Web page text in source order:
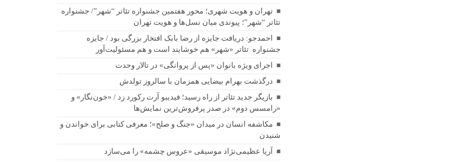
تهران و هویت شهری؛ محور هفتمین جشنواره تئاتر “شهر”/ جشنواره
تئاتر “شهر”؛ پیوندی میان نسل‌ها و هویت تهران
احمدجو: دریافت جایزه از رضا بابک افتخار بزرگی بود / جایزه
جشنواره تئاتر «شهر» هم خوشایند است و هم مسئولیت‌آور
اجرای ویژه بانوان «پس از پروانگی» در تالار وحدت
درگذشت بهرام بیضایی همزمان با سالروز تولدش
بازیگر جدید تئاتر از راه رسید؛ فیدیبو آرت رکورد زد / «خون‌نگار» و
«رامسس دوم» در صدر پرفروش‌ترین نمایش‌ها
مکاشفه انسان در میدان «جنگ و صلح»؛ معرفی کتابی برای خواندن و
شنیدن
آریا عظیمی‌نژاد موسیقی «عروس چشمه» را می‌سازد